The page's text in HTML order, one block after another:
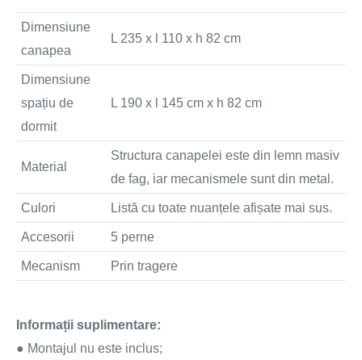
Dimensiune
canapea
L 235 x l 110 x h 82 cm
Dimensiune
spațiu de
dormit
L 190 x l 145 cm x h 82 cm
Material
Structura canapelei este din lemn masiv
de fag, iar mecanismele sunt din metal.
Culori Listă cu toate nuanțele afișate mai sus.
Accesorii 5 perne
Mecanism Prin tragere
Informații suplimentare:
● Montajul nu este inclus;